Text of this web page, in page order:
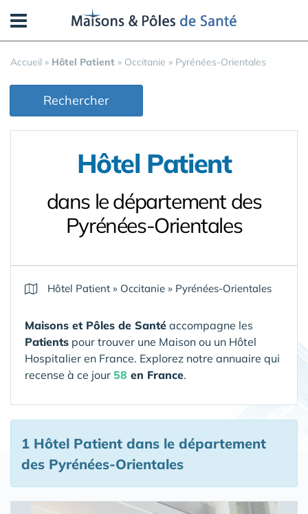
Accueil » Hôtel Patient » Occitanie » Pyrénées-Orientales
Rechercher
Hôtel Patient
dans le département des
Pyrénées-Orientales
Hôtel Patient » Occitanie » Pyrénées-Orientales
Maisons et Pôles de Santé accompagne les
Patients pour trouver une Maison ou un Hôtel
Hospitalier en France. Explorez notre annuaire qui
recense à ce jour 58 en France.
1 Hôtel Patient dans le département
des Pyrénées-Orientales
Panneau de gestion des cookies